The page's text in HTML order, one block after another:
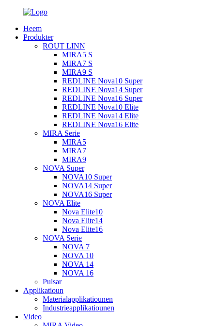
Heem
Produkter
ROUT LINN
MIRA5 S
MIRA7 S
MIRA9 S
REDLINE Nova10 Super
REDLINE Nova14 Super
REDLINE Nova16 Super
REDLINE Nova10 Elite
REDLINE Nova14 Elite
REDLINE Nova16 Elite
MIRA Serie
MIRA5
MIRA7
MIRA9
NOVA Super
NOVA10 Super
NOVA14 Super
NOVA16 Super
NOVA Elite
Nova Elite10
Nova Elite14
Nova Elite16
NOVA Serie
NOVA 7
NOVA 10
NOVA 14
NOVA 16
Pulsar
Applikatioun
Materialapplikatiounen
Industrieapplikatiounen
Video